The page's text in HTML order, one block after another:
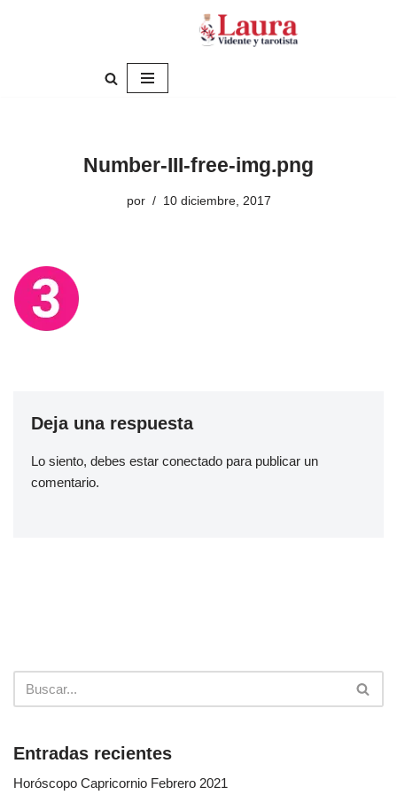
Number-III-free-img.png
por 10 diciembre, 2017
Deja una respuesta
Lo siento, debes estar conectado para publicar un
comentario.
Entradas recientes
Horóscopo Capricornio Febrero 2021